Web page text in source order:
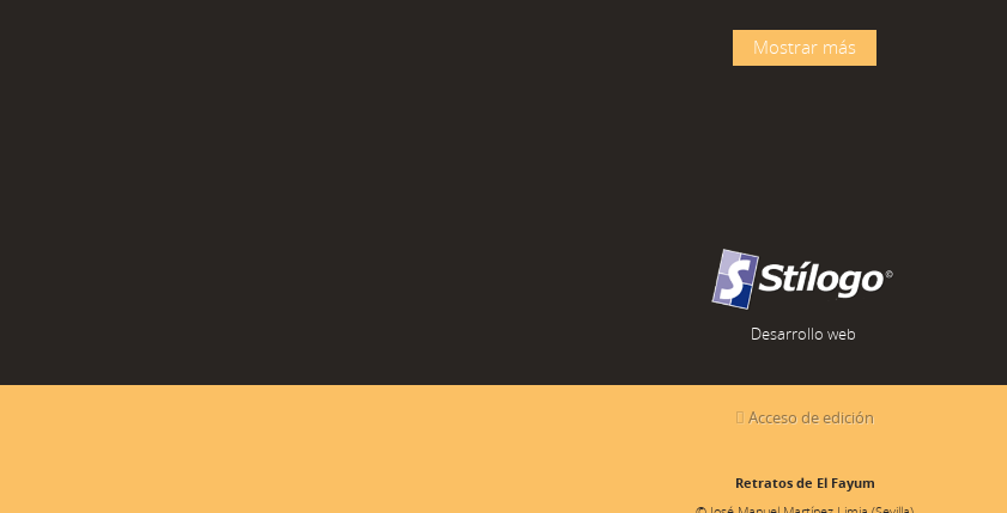
Mostrar más
Desarrollo web
Acceso de edición
Retratos de El Fayum